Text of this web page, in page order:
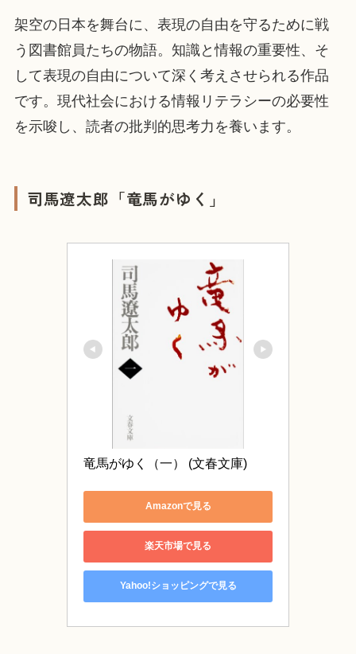
架空の日本を舞台に、表現の自由を守るために戦
う図書館員たちの物語。知識と情報の重要性、そ
して表現の自由について深く考えさせられる作品
です。現代社会における情報リテラシーの必要性
を示唆し、読者の批判的思考力を養います。
司馬遼太郎「竜馬がゆく」
竜馬がゆく（一） (文春文庫)
Amazonで見る
楽天市場で見る
Yahoo!ショッピングで見る